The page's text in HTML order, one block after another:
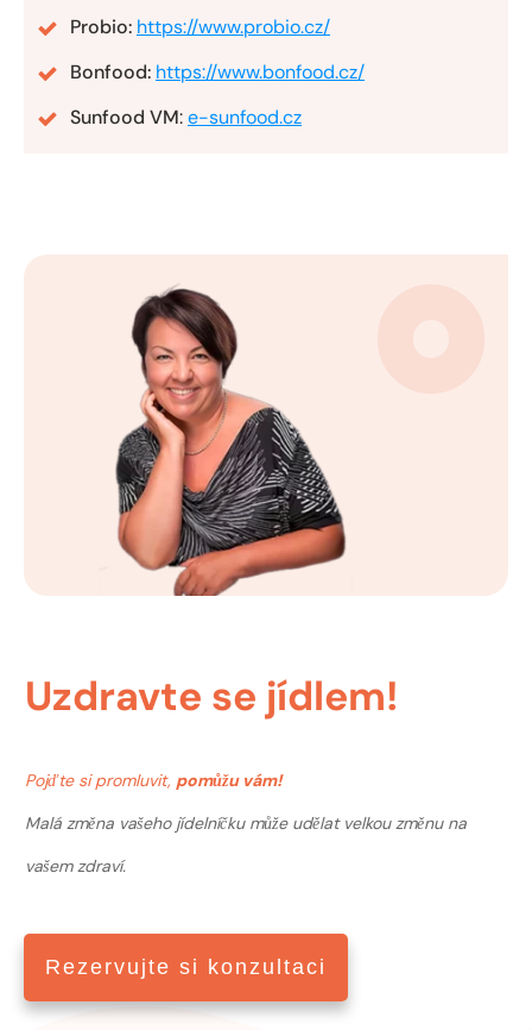
Probio: https://www.probio.cz/
Bonfood: https://www.bonfood.cz/
Sunfood VM:e-sunfood.cz
Uzdravte se jídlem!
Pojďte si promluvit, pomůžu vám!
Malá změna vašeho jídelníčku může udělat velkou změnu na
vašem zdraví.
Rezervujte si konzultaci